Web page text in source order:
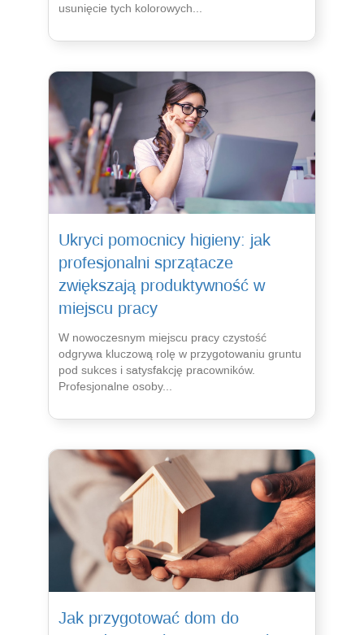
usunięcie tych kolorowych...
Ukryci pomocnicy higieny: jak
profesjonalni sprzątacze
zwiększają produktywność w
miejscu pracy
W nowoczesnym miejscu pracy czystość
odgrywa kluczową rolę w przygotowaniu gruntu
pod sukces i satysfakcję pracowników.
Profesjonalne osoby...
Jak przygotować dom do